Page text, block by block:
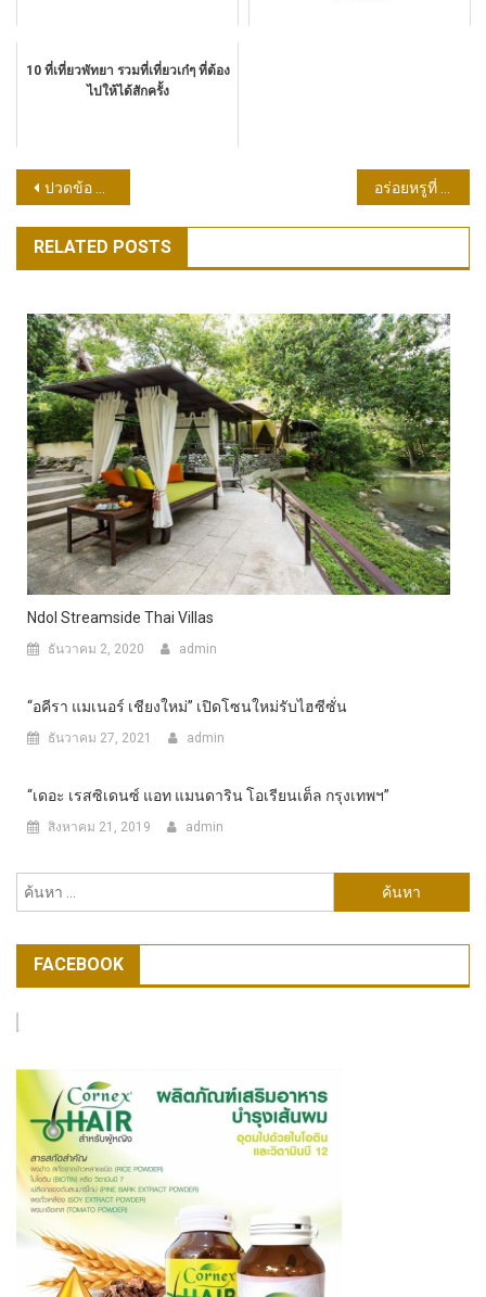
10 ที่เที่ยวพัทยา รวมที่เที่ยวเก๋ๆ ที่ต้อง
ไปให้ได้สักครั้ง
แนะแนว
เรื่อง
ปวดข้อ สัญญาณเตือนแรกโรคเอส แอล อี
RELATED POSTS
Ndol Streamside Thai Villas
ธันวาคม 2, 2020 admin
“อคีรา แมเนอร์ เชียงใหม่” เปิดโซนใหม่รับไฮซีซั่น
ธันวาคม 27, 2021 admin
“เดอะ เรสซิเดนซ์ แอท แมนดาริน โอเรียนเต็ล กรุงเทพฯ”
สิงหาคม 21, 2019 admin
สำหรับ:
FACEBOOK